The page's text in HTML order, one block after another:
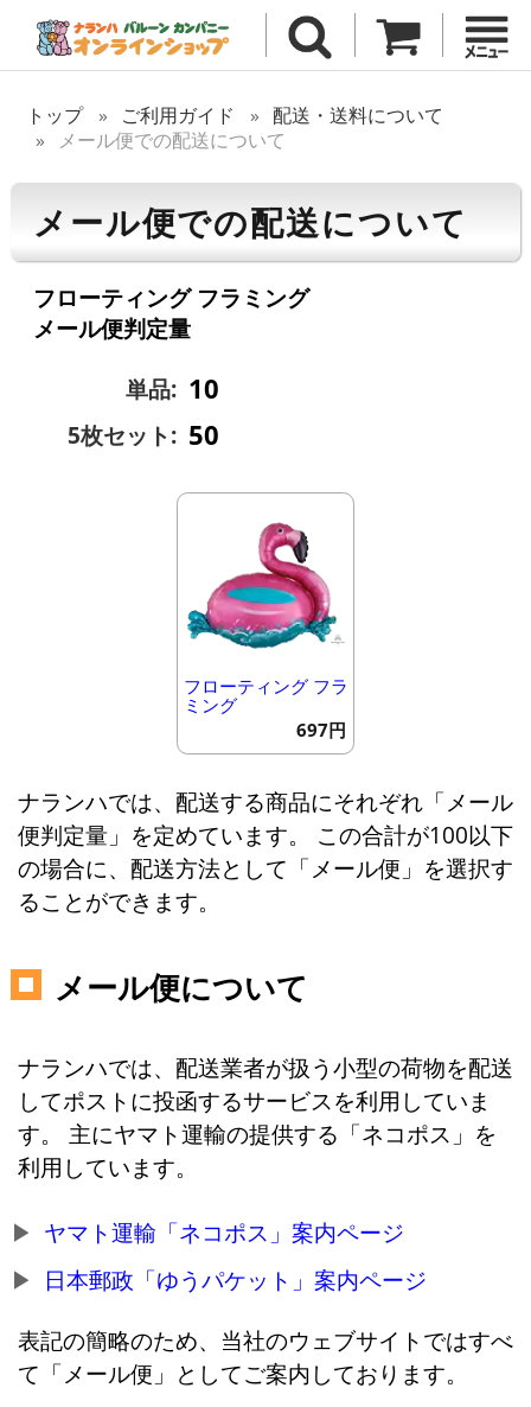
トップ ご利用ガイド
配送・送料について
メール便での配送について
メール便での配送について
フローティング フラミング
メール便判定量
単品: 10
5枚セット: 50
フローティング フラ
ミング
697円
ナランハでは、配送する商品にそれぞれ「メール
便判定量」を定めています。 この合計が100以下
の場合に、配送方法として「メール便」を選択す
ることができます。
メール便について
ナランハでは、配送業者が扱う小型の荷物を配送
してポストに投函するサービスを利用していま
す。 主にヤマト運輸の提供する「ネコポス」を
利用しています。
ヤマト運輸「ネコポス」案内ページ
日本郵政「ゆうパケット」案内ページ
表記の簡略のため、当社のウェブサイトではすべ
て「メール便」としてご案内しております。